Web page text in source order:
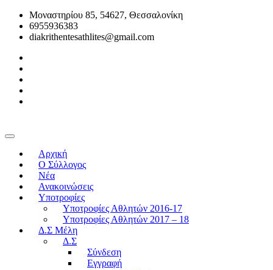
Μοναστηρίου 85, 54627, Θεσσαλονίκη
6955936383
diakrithentesathlites@gmail.com
Αρχική
O Σύλλογος
Νέα
Ανακοινώσεις
Υποτροφίες
Υποτροφίες Αθλητών 2016-17
Υποτροφίες Αθλητών 2017 – 18
Δ.Σ Μέλη
Δ.Σ
Σύνδεση
Εγγραφή